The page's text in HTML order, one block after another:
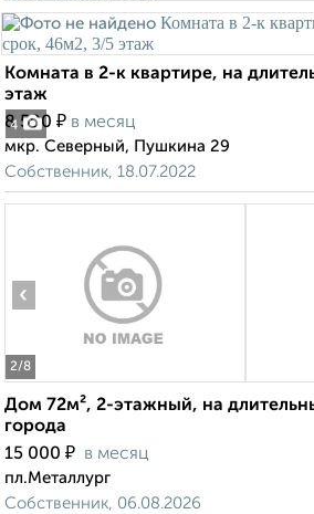
4
Комната в 2-к квартире, на
этаж
8 500 ₽ в месяц
мкр. Северный, Пушкина 29
Собственник, 18.07.2022
2/8
‹
Дом 72м², 2-этажный, на
города
15 000 ₽ в месяц
пл.Металлург
Собственник, 06.08.2026